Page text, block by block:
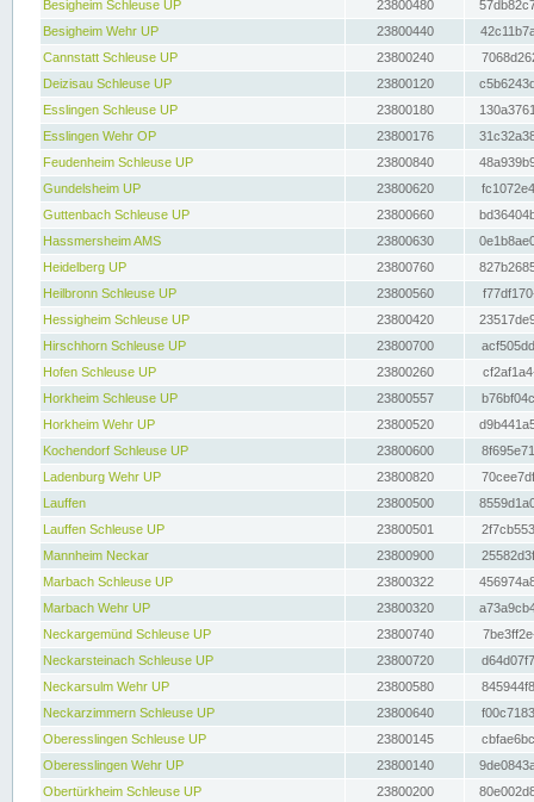
Besigheim Schleuse UP
23800480
Besigheim Wehr UP
23800440
Cannstatt Schleuse UP
23800240
Deizisau Schleuse UP
23800120
Esslingen Schleuse UP
23800180
Esslingen Wehr OP
23800176
Feudenheim Schleuse UP
23800840
Gundelsheim UP
23800620
Guttenbach Schleuse UP
23800660
Hassmersheim AMS
23800630
Heidelberg UP
23800760
Heilbronn Schleuse UP
23800560
Hessigheim Schleuse UP
23800420
Hirschhorn Schleuse UP
23800700
Hofen Schleuse UP
23800260
Horkheim Schleuse UP
23800557
Horkheim Wehr UP
23800520
Kochendorf Schleuse UP
23800600
Ladenburg Wehr UP
23800820
Lauffen
23800500
Lauffen Schleuse UP
23800501
Mannheim Neckar
23800900
Marbach Schleuse UP
23800322
Marbach Wehr UP
23800320
Neckargemünd Schleuse UP
23800740
Neckarsteinach Schleuse UP
23800720
Neckarsulm Wehr UP
23800580
Neckarzimmern Schleuse UP
23800640
Oberesslingen Schleuse UP
23800145
Oberesslingen Wehr UP
23800140
Obertürkheim Schleuse UP
23800200